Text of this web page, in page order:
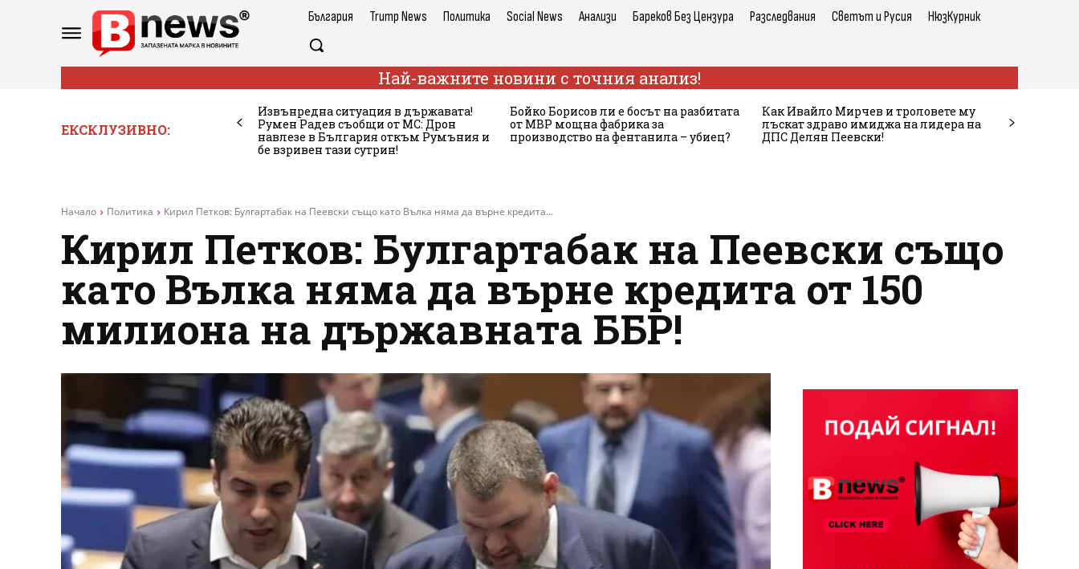
България Trump News Политика Social News Анализи Бареков Без Цензура Разследвания Светът и Русия НюзКурник
Най-важните новини с точния анализ!
ЕКСКЛУЗИВНО:
Извънредна ситуация в държавата!
Румен Радев съобщи от МС: Дрон
навлезе в България откъм Румъния и
бе взривен тази сутрин!
Бойко Борисов ли е босът на разбитата
от МВР мощна фабрика за
производство на фентанила – убиец?
Как Ивайло Мирчев и троловете му
лъскат здраво имиджа на лидера на
ДПС Делян Пеевски!
Начало Политика Кирил Петков: Булгартабак на Пеевски също като Вълка няма да върне кредита...
Кирил Петков: Булгартабак на Пеевски също
като Вълка няма да върне кредита от 150
милиона на държавната ББР!